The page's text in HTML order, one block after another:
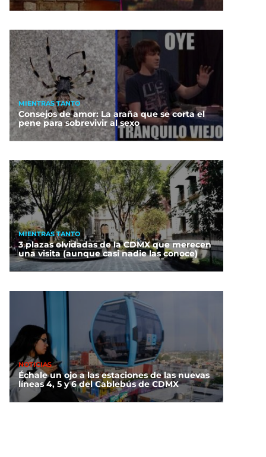
MIENTRAS TANTO
Consejos de amor: La araña que se corta el
pene para sobrevivir al sexo
MIENTRAS TANTO
3 plazas olvidadas de la CDMX que merecen
una visita (aunque casi nadie las conoce)
NOTICIAS
Échale un ojo a las estaciones de las nuevas
líneas 4, 5 y 6 del Cablebús de CDMX